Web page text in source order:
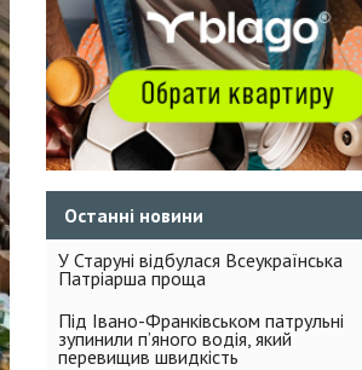
Останні новини
У Старуні відбулася Всеукраїнська
Патріарша проща
Під Івано-Франківськом патрульні
зупинили п’яного водія, який
перевищив швидкість